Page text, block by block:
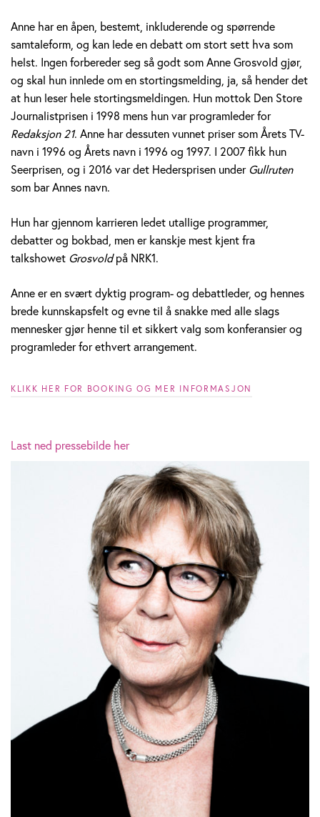
s
v
o
l
d
Anne har en åpen, bestemt, inkluderende og spørrende
samtaleform, og kan lede en debatt om stort sett hva som
helst. Ingen forbereder seg så godt som Anne Grosvold gjør,
og skal hun innlede om en stortingsmelding, ja, så hender det
at hun leser hele stortingsmeldingen. Hun mottok Den Store
Journalistprisen i 1998 mens hun var programleder for
Redaksjon 21. Anne har dessuten vunnet priser som Årets TV-
navn i 1996 og Årets navn i 1996 og 1997. I 2007 fikk hun
Seerprisen, og i 2016 var det Hedersprisen underGullruten
som bar Annes navn.
Hun har gjennom karrieren ledet utallige programmer,
debatter og bokbad, men er kanskje mest kjent fra
talkshowet Grosvoldpå NRK1.
Anne er en svært dyktig program- og debattleder, og hennes
brede kunnskapsfelt og evne til å snakke med alle slags
mennesker gjør henne til et sikkert valg som konferansier og
programleder for ethvert arrangement.
KLIKK HER FOR BOOKING OG MER INFORMASJON
Last ned pressebilde her